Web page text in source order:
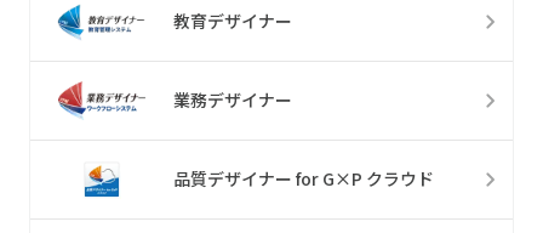
教育デザイナー
業務デザイナー
品質デザイナー for G×P クラウド